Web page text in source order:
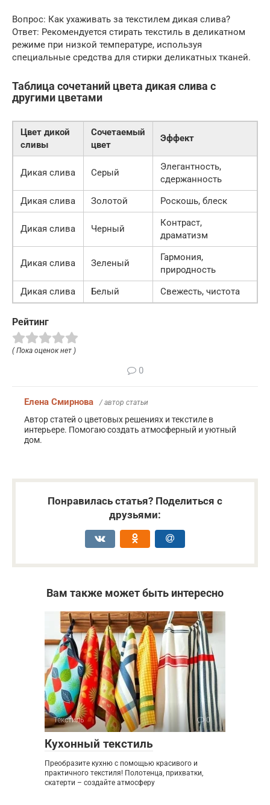
Вопрос: Как ухаживать за текстилем дикая слива?
Ответ: Рекомендуется стирать текстиль в деликатном
режиме при низкой температуре, используя
специальные средства для стирки деликатных тканей.
Таблица сочетаний цвета дикая слива с
другими цветами
Цвет дикой
сливы
Сочетаемый
цвет
Эффект
Дикая слива Серый
Элегантность,
сдержанность
Дикая слива
Золотой Роскошь, блеск
Дикая слива Черный
Контраст,
драматизм
Дикая слива Зеленый
Гармония,
природность
Дикая слива
Белый Свежесть, чистота
Рейтинг
( Пока оценок нет )
0
Елена Смирнова / автор статьи
Автор статей о цветовых решениях и текстиле в
интерьере. Помогаю создать атмосферный и уютный
дом.
Понравилась статья? Поделиться с
друзьями:
Вам также может быть интересно
Текстиль 0
Кухонный текстиль
Преобразите кухню с помощью красивого и
практичного текстиля! Полотенца, прихватки,
скатерти – создайте атмосферу